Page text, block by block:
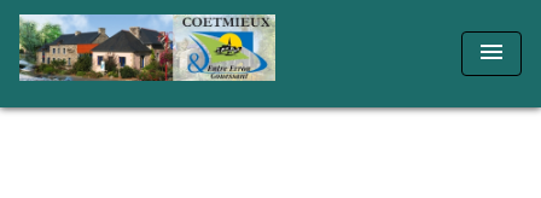
menu